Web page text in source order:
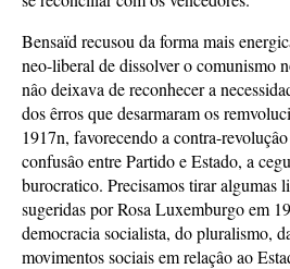
Bensaïd recusou da forma mais
neo-liberal de dissolver o comunismo
nâo deixava de reconhecer a
dos êrros que desarmaram os
1917n, favorecendo a contra-
confusâo entre Partido e Estado, a
burocratico. Precisamos tirar algumas
sugeridas por Rosa Luxemburgo em
democracia socialista, do pluralismo,
movimentos sociais em relaçâo ao